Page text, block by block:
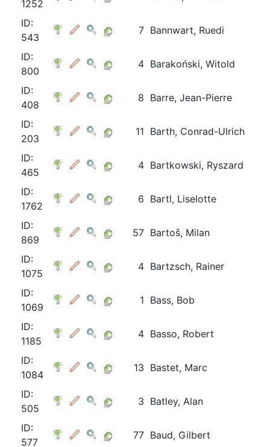
1252
ID:
543
7 Bannwart, Ruedi
ID:
800
4 Barakoński, Witold
ID:
408
8 Barre, Jean-Pierre
ID:
203
11 Barth, Conrad-Ulrich
ID:
465
4 Bartkowski, Ryszard
ID:
1762
6 Bartl, Liselotte
ID:
869
57 Bartoš, Milan
ID:
1075
4 Bartzsch, Rainer
ID:
1069
1 Bass, Bob
ID:
1185
4 Basso, Robert
ID:
1084
13 Bastet, Marc
ID:
505
3 Batley, Alan
ID:
577
77 Baud, Gilbert